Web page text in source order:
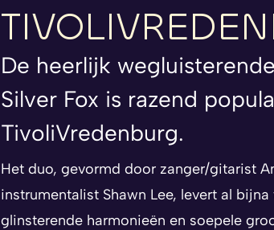
De heerlijk
Silver Fox is razend
TivoliVredenburg.
Het duo, gevormd door zanger/gitarist
instrumentalist Shawn Lee, levert al
glinsterende harmonieën en soepele